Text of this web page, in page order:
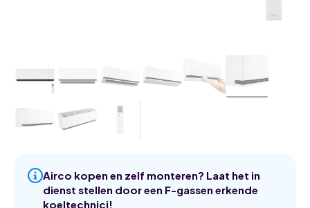
Airco kopen en zelf monteren? Laat het in
dienst stellen door een F-gassen erkende
koeltechnici!